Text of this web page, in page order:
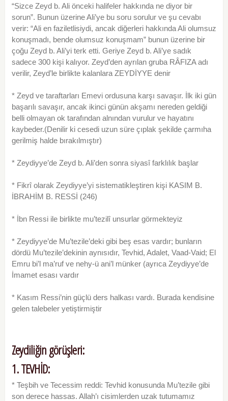
“Sizce Zeyd b. Ali önceki halifeler hakkında ne diyor bir
sorun”. Bunun üzerine Ali’ye bu soru sorulur ve şu cevabı
verir: “Ali en faziletlisiydi, ancak diğerleri hakkında Ali olumsuz
konuşmadı, bende olumsuz konuşmam” bunun üzerine bir
çoğu Zeyd b. Ali’yi terk etti. Geriye Zeyd b. Ali’ye sadık
sadece 300 kişi kalıyor. Zeyd’den ayrılan gruba RÂFIZA adı
verilir, Zeyd’le birlikte kalanlara ZEYDİYYE denir
* Zeyd ve taraftarları Emevi ordusuna karşı savaşır. İlk iki gün
başarılı savaşır, ancak ikinci günün akşamı nereden geldiği
belli olmayan ok tarafından alnından vurulur ve hayatını
kaybeder.(Denilir ki cesedi uzun süre çıplak şekilde çarmıha
gerilmiş halde bırakılmıştır)
* Zeydiyye’de Zeyd b. Ali’den sonra siyasî farklılık başlar
* Fikrî olarak Zeydiyye’yi sistematikleştiren kişi KASIM B.
İBRAHİM B. RESSİ (246)
* İbn Ressi ile birlikte mu’tezilî unsurlar görmekteyiz
* Zeydiyye’de Mu’tezile’deki gibi beş esas vardır; bunların
dördü Mu’tezile’dekinin aynısıdır, Tevhid, Adalet, Vaad-Vaid; El
Emru bi’l ma’ruf ve nehy-ü ani’l münker (ayrıca Zeydiyye’de
İmamet esası vardır
* Kasım Ressi’nin güçlü ders halkası vardı. Burada kendisine
gelen talebeler yetiştirmiştir
Zeydiliğin görüşleri:
1. TEVHİD:
* Teşbih ve Tecessim reddi: Tevhid konusunda Mu’tezile gibi
son derece hassas. Allah’ı cisimlerden uzak tutumamız